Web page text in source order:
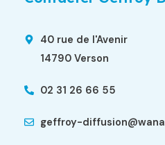
40 rue de l'Avenir
14790 Verson
02 31 26 66 55
geffroy-